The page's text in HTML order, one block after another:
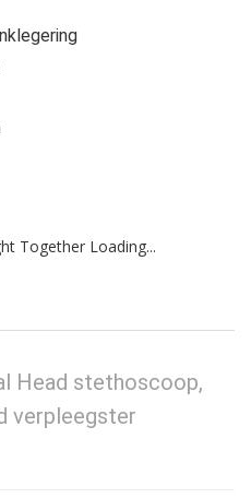
Together Loading...
Head stethoscoop,
verpleegster